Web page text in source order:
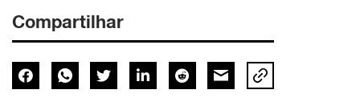
Compartilhar